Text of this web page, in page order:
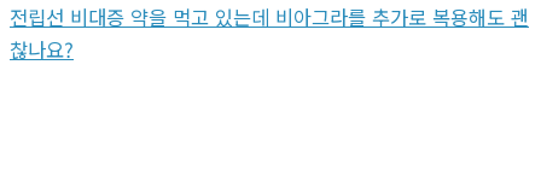
전립선 비대증 약을 먹고 있는데 비아그라를 추가로 복용해도 괜
찮나요?